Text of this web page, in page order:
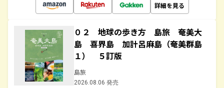
詳細を見る
０２ 地球の歩き方 島旅 奄美大
島 喜界島 加計呂麻島（奄美群島
１） ５訂版
島旅
2026.08.06 発売